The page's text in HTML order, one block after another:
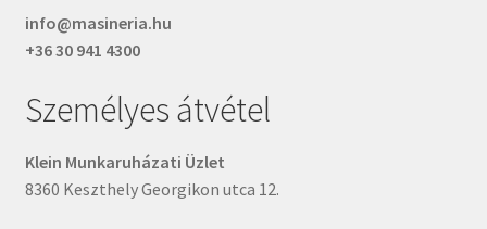
info@masineria.hu
+36 30 941 4300
Személyes átvétel
Klein Munkaruházati Üzlet
8360 Keszthely Georgikon utca 12.